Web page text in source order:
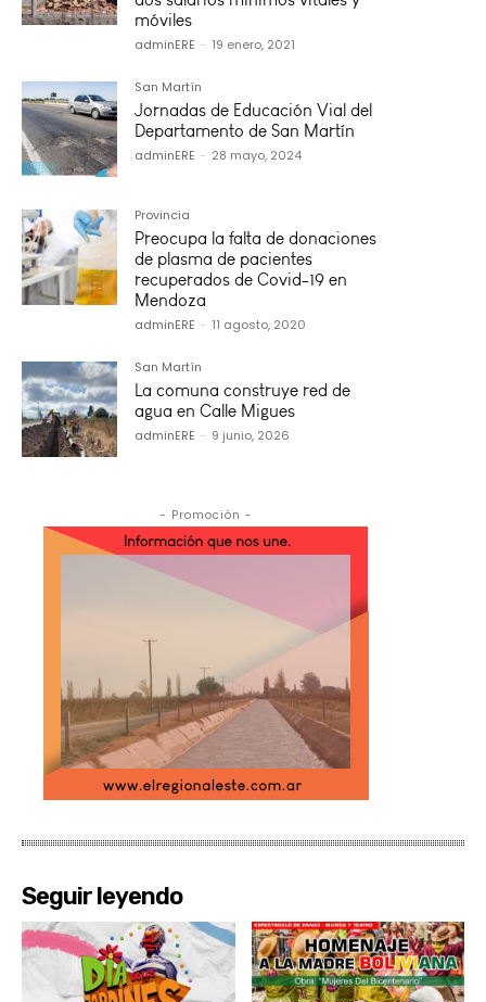
móviles
adminERE - 19 enero, 2021
San Martín
Jornadas de Educación Vial del
Departamento de San Martín
adminERE - 28 mayo, 2024
Provincia
Preocupa la falta de donaciones
de plasma de pacientes
recuperados de Covid-19 en
Mendoza
adminERE - 11 agosto, 2020
San Martín
La comuna construye red de
agua en Calle Migues
adminERE - 9 junio, 2026
- Promoción -
Seguir leyendo